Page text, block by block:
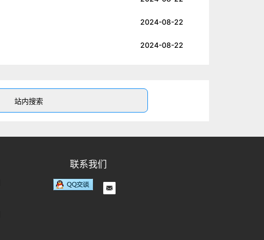
2024-08-22
2024-08-22
联系我们